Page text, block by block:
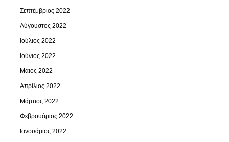
Σεπτέμβριος 2022
Αύγουστος 2022
Ιούλιος 2022
Ιούνιος 2022
Μάιος 2022
Απρίλιος 2022
Μάρτιος 2022
Φεβρουάριος 2022
Ιανουάριος 2022